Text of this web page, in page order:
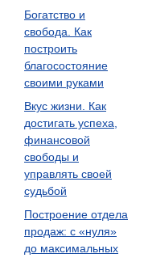
Богатство и
свобода. Как
построить
благосостояние
своими руками
Вкус жизни. Как
достигать успеха,
финансовой
свободы и
управлять своей
судьбой
Построение отдела
продаж: с «нуля»
до максимальных